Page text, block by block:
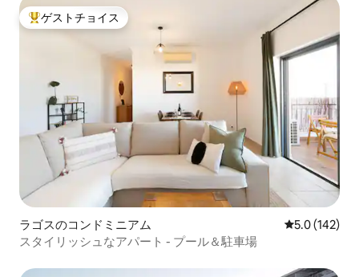
大好評のゲストチョイスです。
ゲストチョイス
ラゴスのコンドミニアム レビュー142
5.0 (142)
スタイリッシュなアパート - プール＆駐車場